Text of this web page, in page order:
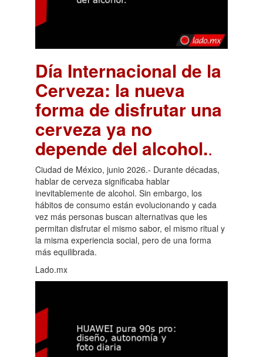
Día Internacional de la
Cerveza: la nueva
forma de disfrutar una
cerveza ya no
depende del alcohol..
Ciudad de México, junio 2026.- Durante décadas,
hablar de cerveza significaba hablar
inevitablemente de alcohol. Sin embargo, los
hábitos de consumo están evolucionando y cada
vez más personas buscan alternativas que les
permitan disfrutar el mismo sabor, el mismo ritual y
la misma experiencia social, pero de una forma
más equilibrada.
Lado.mx